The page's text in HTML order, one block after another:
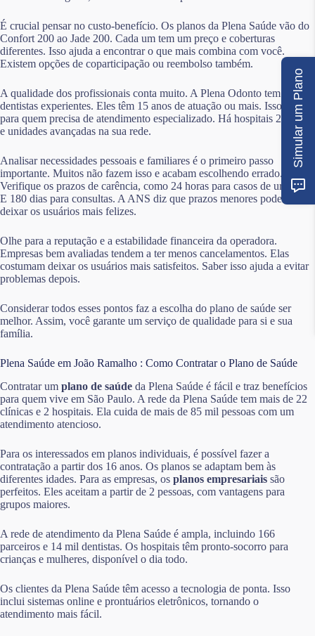
É crucial pensar no custo-benefício. Os planos da Plena Saúde vão do
Confort 200 ao Jade 200. Cada um tem um preço e coberturas
diferentes. Isso ajuda a encontrar o que mais combina com você.
Existem opções de coparticipação ou reembolso também.
A qualidade dos profissionais conta muito. A Plena Odonto tem
dentistas experientes. Eles têm 15 anos de atuação ou mais. Isso é bom
para quem precisa de atendimento especializado. Há hospitais 24 horas
e unidades avançadas na sua rede.
Analisar necessidades pessoais e familiares é o primeiro passo
importante. Muitos não fazem isso e acabam escolhendo errado.
Verifique os prazos de carência, como 24 horas para casos de urgência.
E 180 dias para consultas. A ANS diz que prazos menores podem
deixar os usuários mais felizes.
Olhe para a reputação e a estabilidade financeira da operadora.
Empresas bem avaliadas tendem a ter menos cancelamentos. Elas
costumam deixar os usuários mais satisfeitos. Saber isso ajuda a evitar
problemas depois.
Considerar todos esses pontos faz a escolha do plano de saúde ser
melhor. Assim, você garante um serviço de qualidade para si e sua
família.
Plena Saúde em João Ramalho : Como Contratar o Plano de Saúde
Contratar um plano de saúde da Plena Saúde é fácil e traz benefícios
para quem vive em São Paulo. A rede da Plena Saúde tem mais de 22
clínicas e 2 hospitais. Ela cuida de mais de 85 mil pessoas com um
atendimento atencioso.
Para os interessados em planos individuais, é possível fazer a
contratação a partir dos 16 anos. Os planos se adaptam bem às
diferentes idades. Para as empresas, os planos empresariais são
perfeitos. Eles aceitam a partir de 2 pessoas, com vantagens para
grupos maiores.
A rede de atendimento da Plena Saúde é ampla, incluindo 166
parceiros e 14 mil dentistas. Os hospitais têm pronto-socorro para
crianças e mulheres, disponível o dia todo.
Os clientes da Plena Saúde têm acesso a tecnologia de ponta. Isso
inclui sistemas online e prontuários eletrônicos, tornando o
atendimento mais fácil.
Simular um Plano